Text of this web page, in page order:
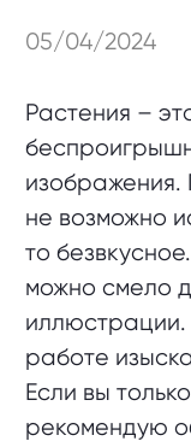
05/04/2024
Растения –
изображения.
не возможно
то
можно смело
работе
Если вы
рекомендую